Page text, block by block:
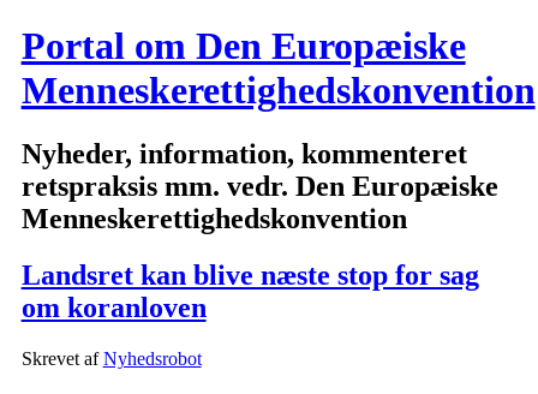
Portal om Den Europæiske
Menneskerettighedskonvention
Nyheder, information, kommenteret
retspraksis mm. vedr. Den Europæiske
Menneskerettighedskonvention
Landsret kan blive næste stop for sag
om koranloven
Skrevet afNyhedsrobot